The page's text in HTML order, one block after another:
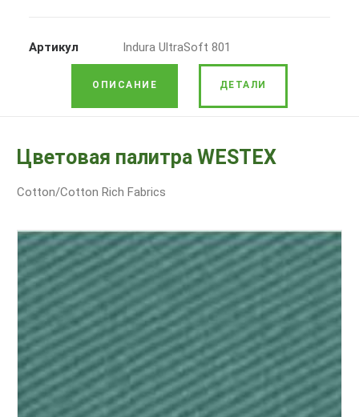
Артикул Indura UltraSoft 801
ОПИСАНИЕ ДЕТАЛИ
Цветовая палитра WESTEX
Cotton/Cotton Rich Fabrics